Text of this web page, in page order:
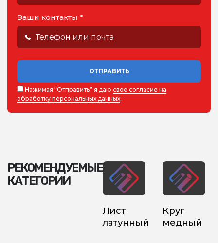
Ваши контакты *
ОТПРАВИТЬ
Нажимая “Отправить” я даю свое согласие на
обработку персональных данных.
РЕКОМЕНДУЕМЫЕ
КАТЕГОРИИ
Лист
латунный
Круг
медный